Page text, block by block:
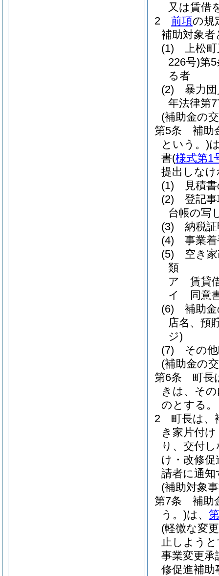
又は賃借
2
前項の規
補助対象
(1)
上松
226号)第
る者
(2)
暴力
年法律第
(補助金の
第5条
補助
という。)
書(様式第1
提出しな
(1)
見積
(2)
登記
台帳の写
(3)
納税
(4)
事業
(5)
空き
類
ア
賃貸
イ
同意
(6)
補助
店名、預
ジ)
(7)
その
(補助金の
第6条
町長
きは、そ
のとする。
2
町長は、
き家片付
り、交付
け・改修促
請者に通
(補助対象
第7条
補助
う。)は、
(軽微な変
止しよう
事業変更承
修促進補助